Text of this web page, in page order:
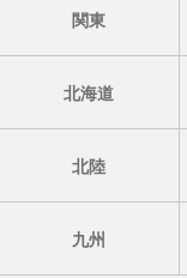
関東
北海道
北陸
九州